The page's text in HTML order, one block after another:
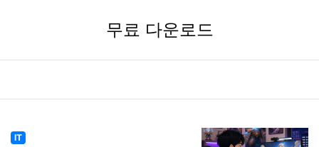
무료 다운로드
IT